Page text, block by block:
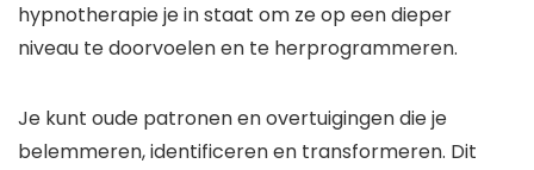
hypnotherapie je in staat om ze op een dieper
niveau te doorvoelen en te herprogrammeren.
Je kunt oude patronen en overtuigingen die je
belemmeren, identificeren en transformeren. Dit